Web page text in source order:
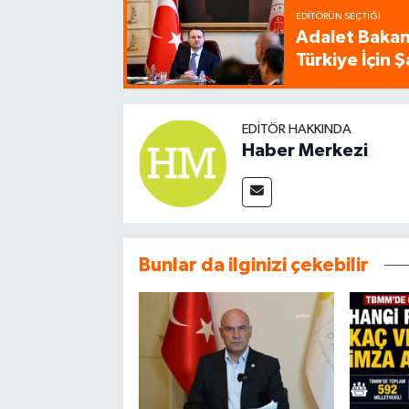
EDITÖRÜN SEÇTIĞI
Adalet
Türkiye İçin
EDITÖR HAKKINDA
Haber Merkezi
Bunlar da ilginizi çekebilir